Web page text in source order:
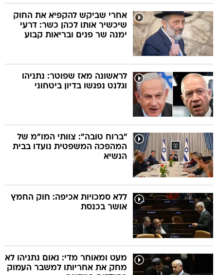
אחרי שביקש להקפיא את החוק
שיכשיר אותו לכהן כשר: דרעי
ימנה שר פנים ובריאות קבוע
לראשונה מאז שפוטר: נתניהו
וגלנט נפגשו בדיון ביטחוני
"ברוח טובה": צוותי המו"מ של
המהפכה המשפטית נועדו בבית
הנשיא
ללא סמכויות אכיפה: חוק החמץ
אושר בכנסת
מעט ומאוחר מדי: נאום נתניהו לא
מחק את אחריותו למשבר העמוק